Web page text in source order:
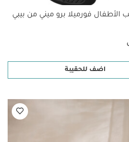
الأطفال فورميلا برو ميني من بيبي
اضف للحقيبة